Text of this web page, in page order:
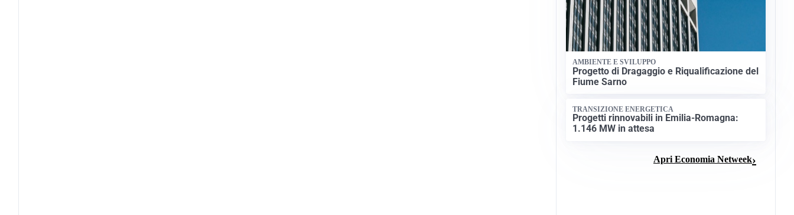
AMBIENTE E SVILUPPO
Progetto di Dragaggio e Riqualificazione del
Fiume Sarno
TRANSIZIONE ENERGETICA
Progetti rinnovabili in Emilia-Romagna:
1.146 MW in attesa
Apri Economia Netweek